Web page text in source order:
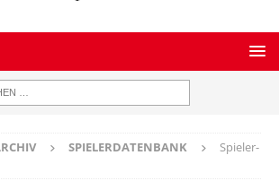
SPIELERDATENBANK
Spieler-